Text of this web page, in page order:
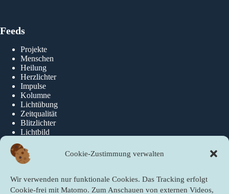
Cookie-Zustimmung verwalten
Wir verwenden nur funktionale Cookies. Das Tracking erfolgt
Cookie-frei mit Matomo. Zum Anschauen von externen Videos,
Feeds
Projekte
Menschen
Heilung
Herzlichter
Impulse
Kolumne
Lichtübung
Zeitqualität
Blitzlichter
Lichtbild
Über Uns